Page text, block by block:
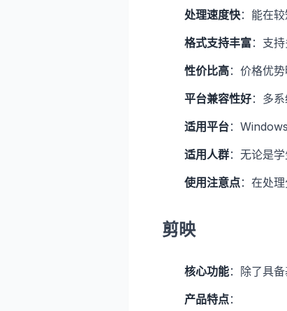
处理速度快：能在
格式支持丰富：支
性价比高：价格优
平台兼容性好：多
适用平台：
适用人群：无论是
使用注意点：在处
剪映
核心功能：除了具
产品特点：